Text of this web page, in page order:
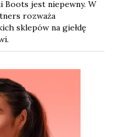
Boots jest niepewny. W
rozważa
sklepów na giełdę